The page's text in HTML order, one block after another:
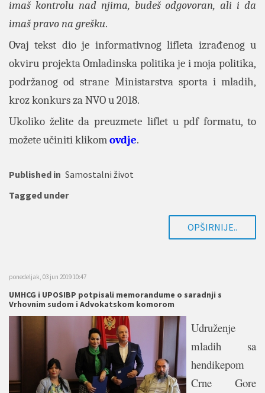
imaš kontrolu nad njima, budeš odgovoran, ali i da
imaš pravo na grešku.
Ovaj tekst dio je informativnog lifleta izrađenog u
okviru projekta Omladinska politika je i moja politika,
podržanog od strane Ministarstva sporta i mladih,
kroz konkurs za NVO u 2018.
Ukoliko želite da preuzmete liflet u pdf formatu, to
možete učiniti klikomovdje.
Published in Samostalni život
Tagged under
OPŠIRNIJE..
ponedeljak, 03 jun 2019 10:47
UMHCG i UPOSIBP potpisali memorandume o saradnji s
Vrhovnim sudom i Advokatskom komorom
Udruženje
mladih sa
hendikepom
Crne Gore